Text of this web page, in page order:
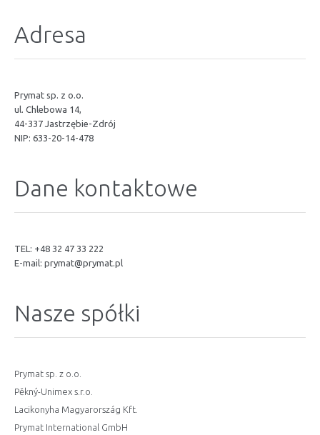
Adresa
Prymat sp. z o.o.
ul. Chlebowa 14,
44-337 Jastrzębie-Zdrój
NIP: 633-20-14-478
Dane kontaktowe
TEL: +48 32 47 33 222
E-mail: prymat@prymat.pl
Nasze spółki
Prymat sp. z o.o.
Pěkný-Unimex s.r.o.
Lacikonyha Magyarország Kft.
Prymat International GmbH